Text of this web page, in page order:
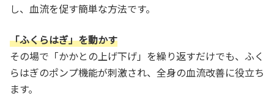
し、血流を促す簡単な方法です。
「ふくらはぎ」を動かす
その場で「かかとの上げ下げ」を繰り返すだけでも、ふく
らはぎのポンプ機能が刺激され、全身の血流改善に役立ち
ます。